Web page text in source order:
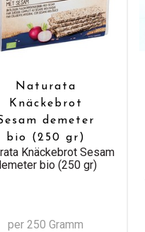
Naturata
Knäckebrot
demeter
bio (250 gr)
Knäckebrot Sesam
bio (250 gr)
per 250 Gramm